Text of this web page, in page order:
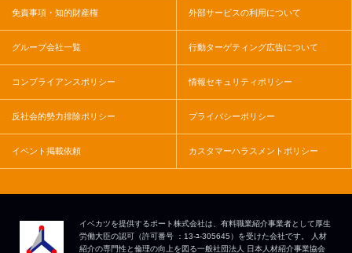
免責事項・知的財産権 外部サービスの利用について
グループ会社一覧 行動ターゲティング広告について
コンプライアンスポリシー 情報セキュリティポリシー
反社会的勢力排除ポリシー プライバシーポリシー
イベント掲載依頼 カスタマーハラスメントポリシー